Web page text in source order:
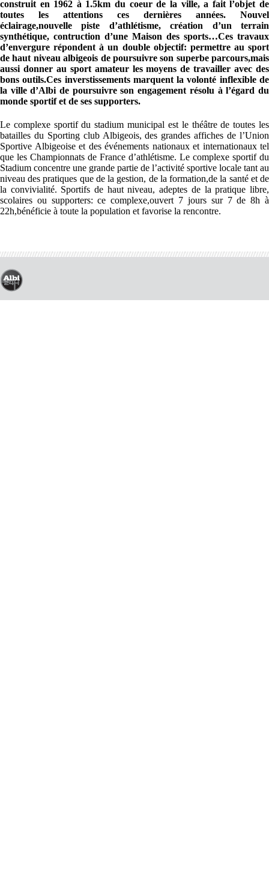
construit en 1962 à 1.5km du coeur de la ville, a fait l’objet de
toutes les attentions ces dernières années. Nouvel
éclairage,nouvelle piste d’athlétisme, création d’un terrain
synthétique, contruction d’une Maison des sports…Ces travaux
d’envergure répondent à un double objectif: permettre au sport
de haut niveau albigeois de poursuivre son superbe parcours,mais
aussi donner au sport amateur les moyens de travailler avec des
bons outils.Ces inverstissements marquent la volonté inflexible de
la ville d’Albi de poursuivre son engagement résolu à l’égard du
monde sportif et de ses supporters.
Le complexe sportif du stadium municipal est le théâtre de toutes les
batailles du Sporting club Albigeois, des grandes affiches de l’Union
Sportive Albigeoise et des événements nationaux et internationaux tel
que les Championnats de France d’athlétisme. Le complexe sportif du
Stadium concentre une grande partie de l’activité sportive locale tant au
niveau des pratiques que de la gestion, de la formation,de la santé et de
la convivialité. Sportifs de haut niveau, adeptes de la pratique libre,
scolaires ou supporters: ce complexe,ouvert 7 jours sur 7 de 8h à
22h,bénéficie à toute la population et favorise la rencontre.